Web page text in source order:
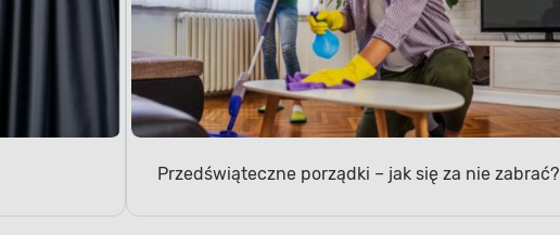
Przedświąteczne porządki – jak się za nie zabrać?